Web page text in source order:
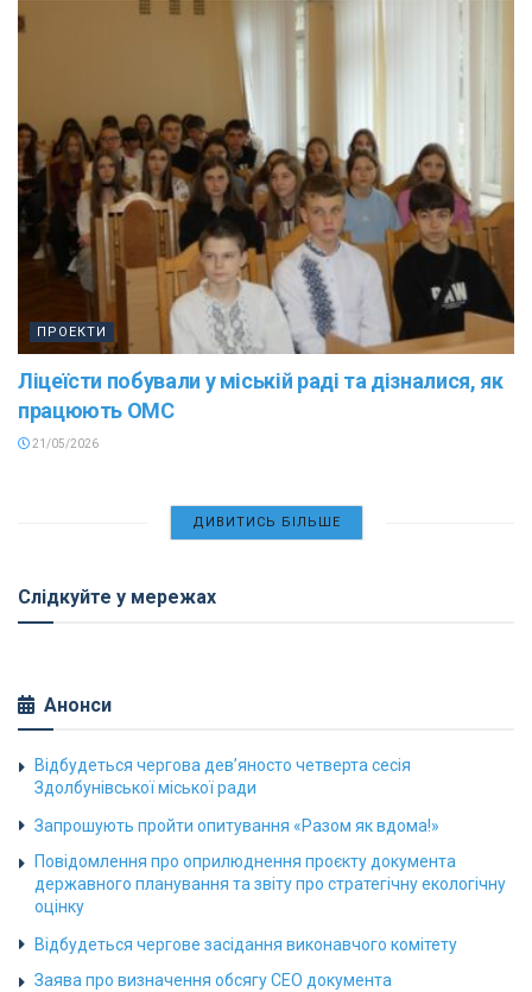
ПРОЕКТИ
Ліцеїсти побували у міській раді та дізналися, як
працюють ОМС
21/05/2026
ДИВИТИСЬ БІЛЬШЕ
Слідкуйте у мережах
Анонси
Відбудеться чергова дев’яносто четверта сесія
Здолбунівської міської ради
Запрошують пройти опитування «Разом як вдома!»
Повідомлення про оприлюднення проєкту документа
державного планування та звіту про стратегічну екологічну
оцінку
Відбудеться чергове засідання виконавчого комітету
Заява про визначення обсягу СЕО документа